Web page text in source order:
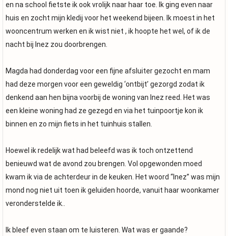
en na school fietste ik ook vrolijk naar haar toe. Ik ging even naar
huis en zocht mijn kledij voor het weekend bijeen. Ik moest in het
wooncentrum werken en ik wist niet , ik hoopte het wel, of ik de
nacht bij Inez zou doorbrengen.
Magda had donderdag voor een fijne afsluiter gezocht en mam
had deze morgen voor een geweldig ‘ontbijt’ gezorgd zodat ik
denkend aan hen bijna voorbij de woning van Inez reed. Het was
een kleine woning had ze gezegd en via het tuinpoortje kon ik
binnen en zo mijn fiets in het tuinhuis stallen.
Hoewel ik redelijk wat had beleefd was ik toch ontzettend
benieuwd wat de avond zou brengen. Vol opgewonden moed
kwam ik via de achterdeur in de keuken. Het woord “Inez” was mijn
mond nog niet uit toen ik geluiden hoorde, vanuit haar woonkamer
veronderstelde ik..
Ik bleef even staan om te luisteren. Wat was er gaande?